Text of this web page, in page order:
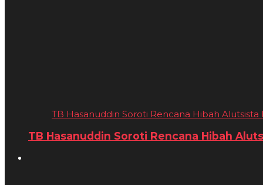
TB Hasanuddin Soroti Rencana Hibah Alutsista
TB Hasanuddin Soroti Rencana Hibah